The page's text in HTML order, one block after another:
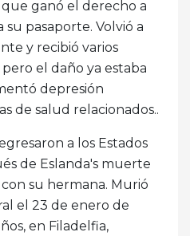
que ganó el derecho a
pasaporte. Volvió a
y recibió varios
el daño ya estaba
depresión
de salud relacionados..
a los Estados
de Eslanda's muerte
con su hermana. Murió
el 23 de enero de
en Filadelfia,